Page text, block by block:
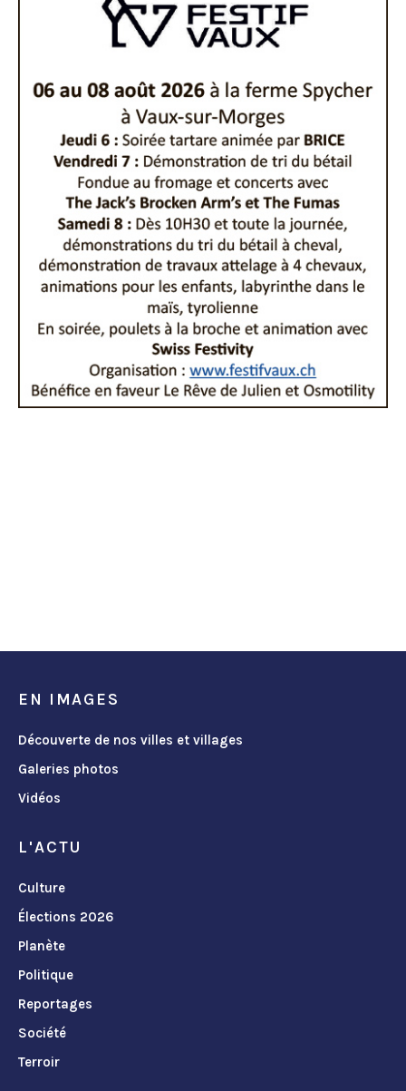
EN IMAGES
Découverte de nos villes et villages
Galeries photos
Vidéos
L'ACTU
Culture
Élections 2026
Planète
Politique
Reportages
Société
Terroir